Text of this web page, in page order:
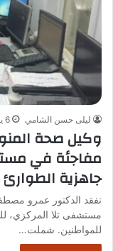
ليلى حسن الشامي 6 يونيو 2026
وكيل صحة
مفاجئة في
جاهزية الطوارئ
تفقد الدكتور عمرو
مستشفى تلا المركزي،
للمواطنين. شملت…